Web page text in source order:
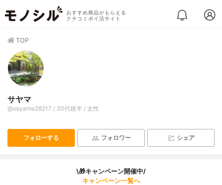
おすすめ商品がもらえる
クチコミポイ活サイト
TOP
サヤマ
@sayama28217 / 30代後半 / 女性
フォローする フォロワー シェア
\🎁キャンペーン開催中/
キャンペーン一覧へ